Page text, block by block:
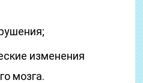
изменения
мозга.